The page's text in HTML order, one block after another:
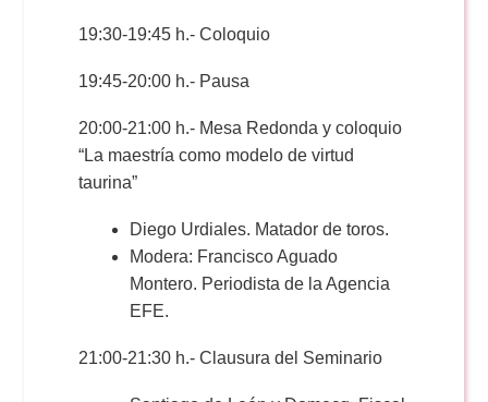
19:30-19:45 h.- Coloquio
19:45-20:00 h.- Pausa
20:00-21:00 h.- Mesa Redonda y coloquio
“La maestría como modelo de virtud
taurina”
Diego Urdiales. Matador de toros.
Modera: Francisco Aguado
Montero. Periodista de la Agencia
EFE.
21:00-21:30 h.- Clausura del Seminario